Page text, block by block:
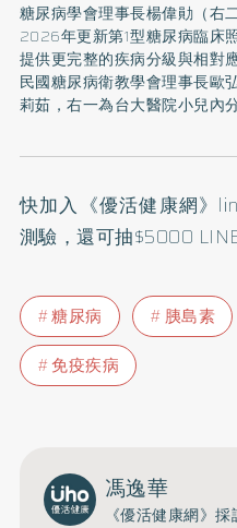
糖尿病學會理事長楊偉勛（右
2026年更新第1型糖尿病臨床
提供更完整的疾病分級與相對
民國糖尿病衛教學會理事長歐
莉茹，右一為台大醫院小兒內
快加入 《優活健康網》
測驗，還可抽$5000
糖尿病 胰島素
免疫疾病
馮逸華
《優活健康網》